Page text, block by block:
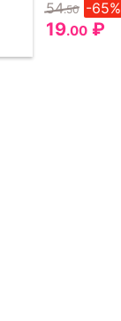
54.50 -65%
19.00₽